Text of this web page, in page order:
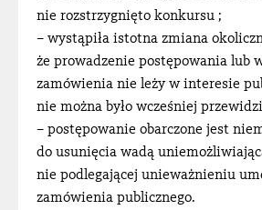
nie rozstrzygnięto konkursu ;
– wystąpiła istotna zmiana
że prowadzenie postępowania lub
zamówienia nie leży w interesie
nie można było wcześniej
– postępowanie obarczone jest
do usunięcia wadą
nie podlegającej unieważnieniu
zamówienia publicznego.